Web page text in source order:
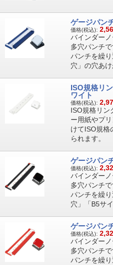
ゲージパ
価格(税込):
バインダー
多穴パンチ
パンチを繰
穴」の穴あけ
ISO規格リ
ワイト
価格(税込):
ISO規格リン
ー用紙やプ
けてISO規格
られます。
ゲージパン
価格(税込):
バインダー
多穴パンチ
パンチを繰
穴」「B5サ
ゲージパン
価格(税込):
バインダー
多穴パンチ
パンチを繰